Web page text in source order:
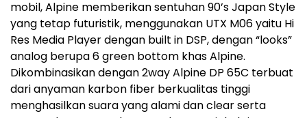
mobil, Alpine memberikan sentuhan 90’s Japan Style
yang tetap futuristik, menggunakan UTX M06 yaitu Hi
Res Media Player dengan built in DSP, dengan “looks”
analog berupa 6 green bottom khas Alpine.
Dikombinasikan dengan 2way Alpine DP 65C terbuat
dari anyaman karbon fiber berkualitas tinggi
menghasilkan suara yang alami dan clear serta